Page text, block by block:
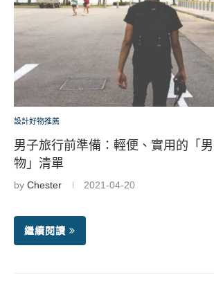
設計好物推薦
男子旅行前準備：輕便、實用的「
物」清單
by Chester 2021-04-20
繼續閱讀